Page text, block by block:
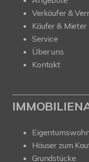
Verkäufer &
Käufer & Mieter
Service
Über uns
Kontakt
Häuser zum
Grundstücke